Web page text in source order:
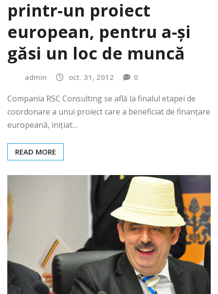
printr-un proiect
european, pentru a-și
găsi un loc de muncă
admin oct. 31, 2012 0
Compania RSC Consulting se află la finalul etapei de
coordonare a unui proiect care a beneficiat de finanțare
europeană, inițiat…
READ MORE